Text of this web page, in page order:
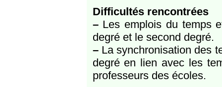
Difficultés rencontrées
–Les emplois du temps
degré et le second degré.
–La synchronisation des
degré en lien avec les
professeurs des écoles.